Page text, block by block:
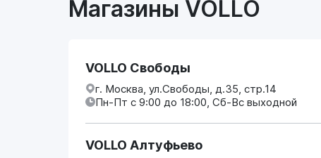
Магазины VOLLO
VOLLO Свободы
г. Москва, ул.Свободы, д.35, стр.14
Пн-Пт с 9:00 до 18:00, Сб-Вс выходной
VOLLO Алтуфьево